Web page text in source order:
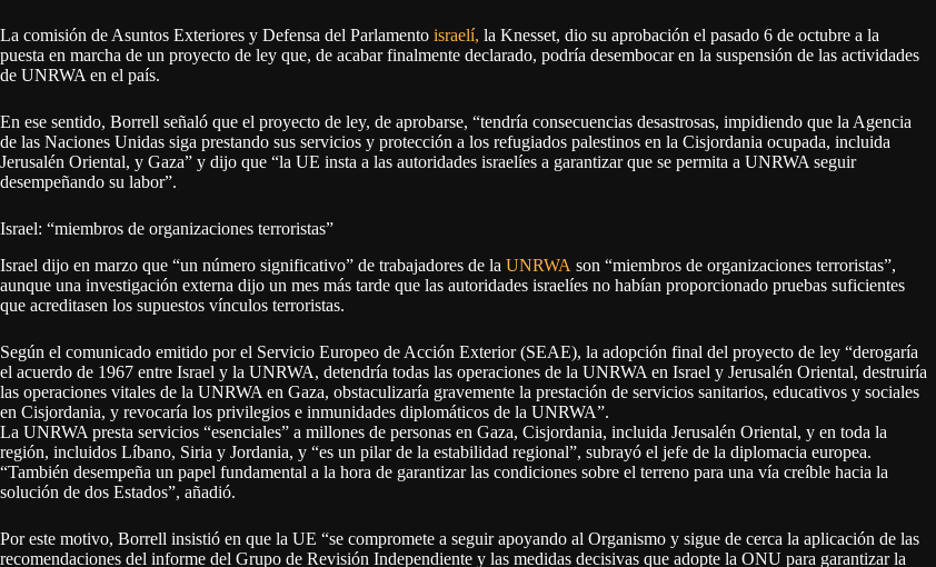
La comisión de Asuntos Exteriores y Defensa del Parlamento israelí, la Knesset, dio su aprobación el pasado 6 de octubre a la
puesta en marcha de un proyecto de ley que, de acabar finalmente declarado, podría desembocar en la suspensión de las actividades
de UNRWA en el país.
En ese sentido, Borrell señaló que el proyecto de ley, de aprobarse, “tendría consecuencias desastrosas, impidiendo que la Agencia
de las Naciones Unidas siga prestando sus servicios y protección a los refugiados palestinos en la Cisjordania ocupada, incluida
Jerusalén Oriental, y Gaza” y dijo que “la UE insta a las autoridades israelíes a garantizar que se permita a UNRWA seguir
desempeñando su labor”.
Israel: “miembros de organizaciones terroristas”
Israel dijo en marzo que “un número significativo” de trabajadores de la UNRWA son “miembros de organizaciones terroristas”,
aunque una investigación externa dijo un mes más tarde que las autoridades israelíes no habían proporcionado pruebas suficientes
que acreditasen los supuestos vínculos terroristas.
Según el comunicado emitido por el Servicio Europeo de Acción Exterior (SEAE), la adopción final del proyecto de ley “derogaría
el acuerdo de 1967 entre Israel y la UNRWA, detendría todas las operaciones de la UNRWA en Israel y Jerusalén Oriental, destruiría
las operaciones vitales de la UNRWA en Gaza, obstaculizaría gravemente la prestación de servicios sanitarios, educativos y sociales
en Cisjordania, y revocaría los privilegios e inmunidades diplomáticos de la UNRWA”.
La UNRWA presta servicios “esenciales” a millones de personas en Gaza, Cisjordania, incluida Jerusalén Oriental, y en toda la
región, incluidos Líbano, Siria y Jordania, y “es un pilar de la estabilidad regional”, subrayó el jefe de la diplomacia europea.
“También desempeña un papel fundamental a la hora de garantizar las condiciones sobre el terreno para una vía creíble hacia la
solución de dos Estados”, añadió.
Por este motivo, Borrell insistió en que la UE “se compromete a seguir apoyando al Organismo y sigue de cerca la aplicación de las
recomendaciones del informe del Grupo de Revisión Independiente y las medidas decisivas que adopte la ONU para garantizar la